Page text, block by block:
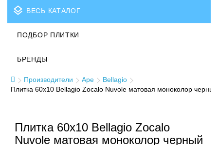
layers ВЕСЬ КАТАЛОГ
ПОДБОР ПЛИТКИ
БРЕНДЫ
Производители Ape
Bellagio
Плитка 60x10 Bellagio Zocalo Nuvole матовая моноколор
Плитка 60x10 Bellagio Zocalo
Nuvole матовая моноколор черный